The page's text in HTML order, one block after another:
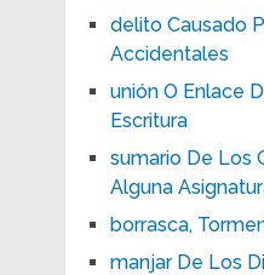
delito Causado
Accidentales
unión O Enlace
Escritura
sumario De Los
Alguna
borrasca,
manjar De Los